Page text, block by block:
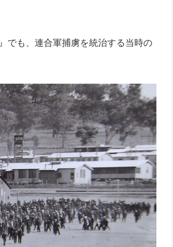
でも、連合軍捕虜を統治する当時の